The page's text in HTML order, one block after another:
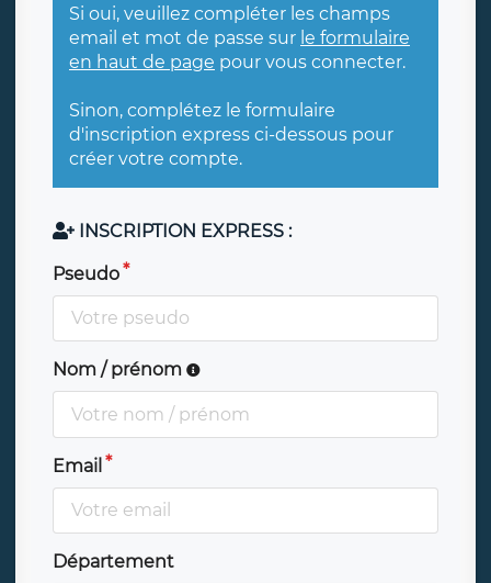
Si oui, veuillez compléter les champs
email et mot de passe sur le formulaire
en haut de page pour vous connecter.
Sinon, complétez le formulaire
d'inscription express ci-dessous pour
créer votre compte.
INSCRIPTION EXPRESS :
Pseudo
Nom / prénom
Email
Département